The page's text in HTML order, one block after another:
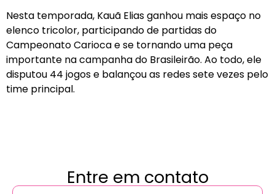
Nesta temporada, Kauã Elias ganhou mais espaço no
elenco tricolor, participando de partidas do
Campeonato Carioca e se tornando uma peça
importante na campanha do Brasileirão. Ao todo, ele
disputou 44 jogos e balançou as redes sete vezes pelo
time principal.
Entre em contato